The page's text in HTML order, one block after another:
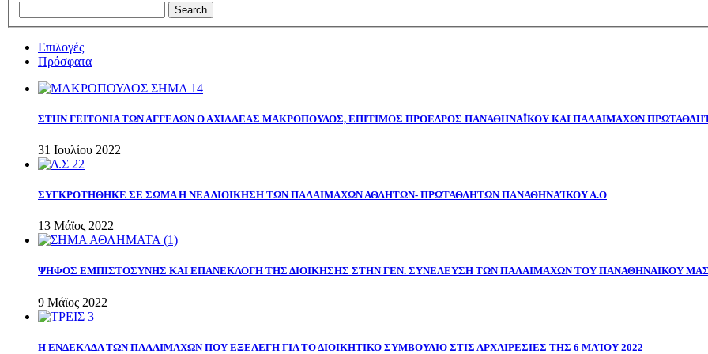
Επιλογές
Πρόσφατα
ΣΤΗΝ ΓΕΙΤΟΝΙΑ ΤΩΝ ΑΓΓΕΛΩΝ Ο ΑΧΙΛΛΕΑΣ ΜΑΚΡΟΠΟΥΛΟΣ, ΕΠΙΤΙΜΟΣ ΠΡΟΕΔΡΟΣ ΠΑΝΑΘΗΝΑΪΚΟΥ ΚΑΙ ΠΑΛΑΙΜΑΧΩΝ
31 Ιουλίου 2022
ΣΥΓΚΡΟΤΗΘΗΚΕ ΣΕ ΣΩΜΑ Η ΝΕΑ ΔΙΟΙΚΗΣΗ ΤΩΝ ΠΑΛΑΙΜΑΧΩΝ ΑΘΛΗΤΩΝ- ΠΡΩΤΑΘΛΗΤΩΝ ΠΑΝΑΘΗΝΑΊΚΟΥ Α.Ο
13 Μάϊος 2022
ΨΗΦΟΣ ΕΜΠΙΣΤΟΣΥΝΗΣ ΚΑΙ ΕΠΑΝΕΚΛΟΓΗ ΤΗΣ ΔΙΟΙΚΗΣΗΣ ΣΤΗΝ ΓΕΝ. ΣΥΝΕΛΕΥΣΗ ΤΩΝ ΠΑΛΑΙΜΑΧΩΝ ΤΟΥ ΠΑΝΑΘΗΝΑΙΚΟΥ ΜΑΣ
9 Μάϊος 2022
Η ΕΝΔΕΚΑΔΑ ΤΩΝ ΠΑΛΑΙΜΑΧΩΝ ΠΟΥ ΕΞΕΛΕΓΗ ΓΙΑ ΤΟ ΔΙΟΙΚΗΤΙΚΟ ΣΥΜΒΟΥΛΙΟ ΣΤΙΣ ΑΡΧΑΙΡΕΣΙΕΣ ΤΗΣ 6 ΜΑΊΟΥ 2022